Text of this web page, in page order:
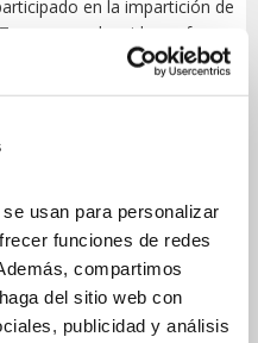
usan para personalizar
funciones de redes
compartimos
del sitio web con
publicidad y análisis
en la impartición de
y ha sido profesor
Formativos deGrado
de la Universidad
y Guion, imparte diversos
guion cinematográfico.